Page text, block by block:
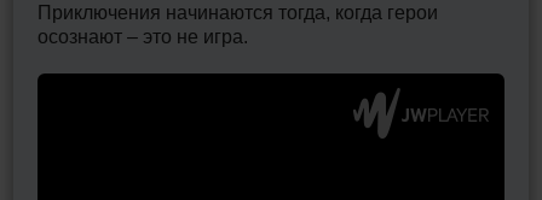
Приключения начинаются тогда, когда герои
осознают – это не игра.